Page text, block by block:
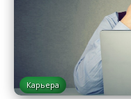
Карьера